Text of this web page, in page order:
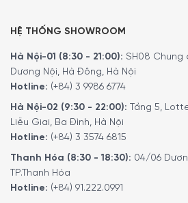
HỆ THỐNG SHOWROOM
Hà Nội-01 (8:30 - 21:00): SH08 Chung
Dương Nội, Hà Đông, Hà Nội
Hotline: (+84) 3 9986 6774
Hà Nội-02 (9:30 - 22:00): Tầng 5,
Liễu Giai, Ba Đình, Hà Nội
Hotline: (+84) 3 3574 6815
Thanh Hóa (8:30 - 18:30): 04/06
TP.Thanh Hóa
Hotline: (+84) 91.222.0991